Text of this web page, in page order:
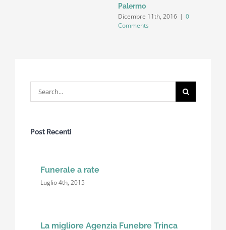
Search
for:
Post Recenti
Funerale a rate
Luglio 4th, 2015
La migliore Agenzia Funebre Trinca
Palermo
Dicembre 11th, 2016 | 0
Comments